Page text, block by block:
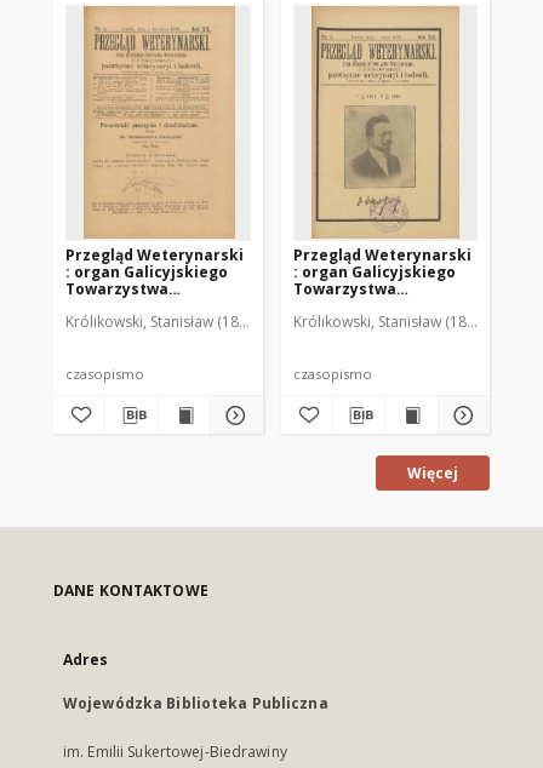
Przegląd Weterynarski
: organ Galicyjskiego
Towarzystwa
czasopismo
1905 R. 20, nr 4
Królikowski, Stanisław (1853-1924). Red.
czasopismo
Przegląd Weterynarski
: organ Galicyjskiego
Towarzystwa
czasopismo
1905 R. 20, nr 5
Królikowski, Stanisław (1853-1924).
czasopismo
Więcej
DANE KONTAKTOWE
Adres
Wojewódzka Biblioteka Publiczna
im. Emilii Sukertowej-Biedrawiny